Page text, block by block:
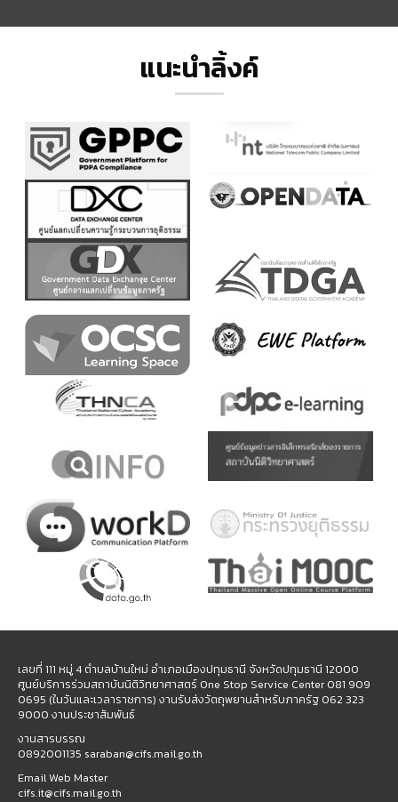
แนะนำลิ้งค์
เลขที่ 111 หมู่ 4 ตำบลบ้านใหม่ อำเภอเมืองปทุมธานี จังหวัดปทุมธานี 12000
ศูนย์บริการร่วมสถาบันนิติวิทยาศาสตร์ One Stop Service Center 081 909
0695 (ในวันและเวลาราชการ) งานรับส่งวัตถุพยานสำหรับภาครัฐ 062 323
9000 งานประชาสัมพันธ์
งานสารบรรณ
0892001135 saraban@cifs.mail.go.th
Email Web Master
cifs.it@cifs.mail.go.th